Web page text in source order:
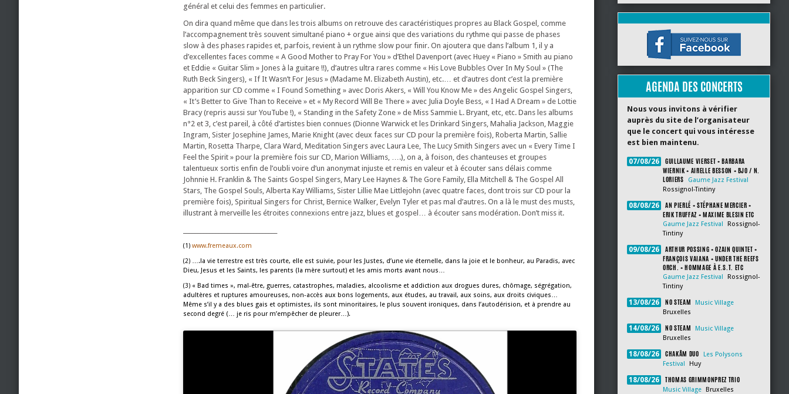
général et celui des femmes en particulier.
On dira quand même que dans les trois albums on retrouve des caractéristiques propres au Black Gospel, comme
l’accompagnement très souvent simultané piano + orgue ainsi que des variations du rythme qui passe de phases
slow à des phases rapides et, parfois, revient à un rythme slow pour finir. On ajoutera que dans l’album 1, il y a
d’excellentes faces comme « A Good Mother to Pray For You » d’Ethel Davenport (avec Huey « Piano » Smith au piano
et Eddie « Guitar Slim » Jones à la guitare !!), d’autres ultra rares comme « His Love Bubbles Over In My Soul » (The
Ruth Beck Singers), « If It Wasn’t For Jesus » (Madame M. Elizabeth Austin), etc.… et d’autres dont c’est la première
apparition sur CD comme « I Found Something » avec Doris Akers, « Will You Know Me » des Angelic Gospel Singers,
« It’s Better to Give Than to Receive » et « My Record Will Be There » avec Julia Doyle Bess, « I Had A Dream » de Lottie
Bracy (repris aussi sur YouTube !), « Standing in the Safety Zone » de Miss Sammie L. Bryant, etc, etc. Dans les albums
n°2 et 3, c’est pareil, à côté d’artistes bien connues (Dionne Warwick et les Drinkard Singers, Mahalia Jackson, Maggie
Ingram, Sister Josephine James, Marie Knight (avec deux faces sur CD pour la première fois), Roberta Martin, Sallie
Martin, Rosetta Tharpe, Clara Ward, Meditation Singers avec Laura Lee, The Lucy Smith Singers avec un « Every Time I
Feel the Spirit » pour la première fois sur CD, Marion Williams, ….), on a, à foison, des chanteuses et groupes
talentueux sortis enfin de l’oubli voire d’un anonymat injuste et remis en valeur et à écouter sans délais comme
Johnnie H. Franklin & The Saints Gospel Singers, Mary Lee Haynes & The Gore Family, Ella Mitchell & The Gospel All
Stars, The Gospel Souls, Alberta Kay Williams, Sister Lillie Mae Littlejohn (avec quatre faces, dont trois sur CD pour la
première fois), Spiritual Singers for Christ, Bernice Walker, Evelyn Tyler et pas mal d’autres. On a là le must des musts,
illustrant à merveille les étroites connexions entre jazz, blues et gospel… à écouter sans modération. Don’t miss it.
(1) www.fremeaux.com
(2) ….la vie terrestre est très courte, elle est suivie, pour les Justes, d’une vie éternelle, dans la joie et le bonheur, au Paradis, avec
Dieu, Jesus et les Saints, les parents (la mère surtout) et les amis morts avant nous…
(3) « Bad times », mal-être, guerres, catastrophes, maladies, alcoolisme et addiction aux drogues dures, chômage, ségrégation,
adultères et ruptures amoureuses, non-accès aux bons logements, aux études, au travail, aux soins, aux droits civiques…
Même s’il y a des blues gais et optimistes, ils sont minoritaires, le plus souvent ironiques, dans l’autodérision, et à prendre au
second degré (… je ris pour m’empêcher de pleurer…).
AGENDA DES CONCERTS
Nous vous invitons à vérifier
auprès du site de l’organisateur
que le concert qui vous intéresse
est bien maintenu.
07/08/26
GUILLAUME VIERSET + BARBARA
WIERNIK + AIRELLE BESSON + BJO / N.
LORIERS
Gaume Jazz Festival
Rossignol-Tintiny
08/08/26
AN PIERLÉ + STÉPHANE MERCIER +
ERIK TRUFFAZ + MAXIME BLESIN ETC
Gaume Jazz Festival
Rossignol-
Tintiny
09/08/26
ARTHUR POSSING + OZAIN QUINTET +
FRANÇOIS VAIANA + UNDER THE REEFS
ORCH. + HOMMAGE À E.S.T. ETC
Gaume Jazz Festival
Rossignol-
Tintiny
13/08/26 NO STEAM
Music Village
Bruxelles
14/08/26 NO STEAM
Music Village
Bruxelles
18/08/26 CHAKÂM DUO
Les Polysons
Festival
Huy
18/08/26 THOMAS GRIMMONPREZ TRIO
Music Village Bruxelles